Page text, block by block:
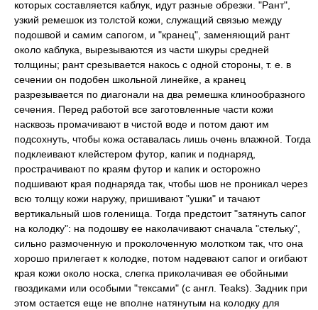
которых составляется каблук, идут разные обрезки. "Рант",
узкий ремешок из толстой кожи, служащий связью между
подошвой и самим сапогом, и "кранец", заменяющий рант
около каблука, вырезываются из части шкуры средней
толщины; рант срезывается накось с одной стороны, т. е. в
сечении он подобен школьной линейке, а кранец
разрезывается по диагонали на два ремешка клинообразного
сечения. Перед работой все заготовленные части кожи
насквозь промачивают в чистой воде и потом дают им
подсохнуть, чтобы кожа оставалась лишь очень влажной. Тогда
подклеивают клейстером футор, капик и поднаряд,
прострачивают по краям футор и капик и осторожно
подшивают края поднаряда так, чтобы шов не проникал через
всю толщу кожи наружу, пришивают "ушки" и тачают
вертикальный шов голенища. Тогда предстоит "затянуть сапог
на колодку": на подошву ее наколачивают сначала "стельку",
сильно размоченную и проколоченную молотком так, что она
хорошо прилегает к колодке, потом надевают сапог и огибают
края кожи около носка, слегка приколачивая ее обойными
гвоздиками или особыми "тексами" (с англ. Teaks). Задник при
этом остается еще не вполне натянутым на колодку для